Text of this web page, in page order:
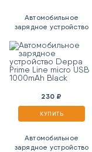
Автомобильное
зарядное устройство
USB 1000mAh Black
230 ₽
КУПИТЬ
Автомобильное
зарядное устройство